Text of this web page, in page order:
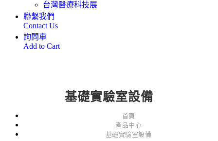
台灣醫療科技展
聯繫我們
Contact Us
詢問車
Add to Cart
基礎實驗室設備
首頁
產品中心
基礎實驗室設備